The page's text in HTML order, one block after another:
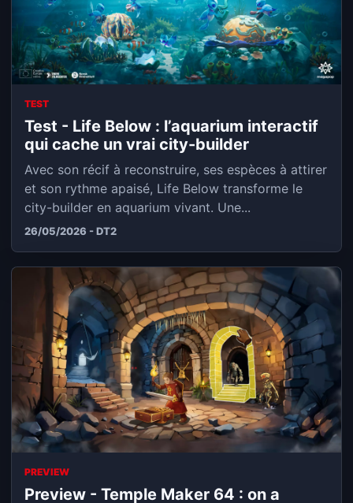
TEST
Test - Life Below : l’aquarium interactif
qui cache un vrai city-builder
Avec son récif à reconstruire, ses espèces à attirer
et son rythme apaisé, Life Below transforme le
city-builder en aquarium vivant. Une...
26/05/2026 - DT2
PREVIEW
Preview - Temple Maker 64 : on a